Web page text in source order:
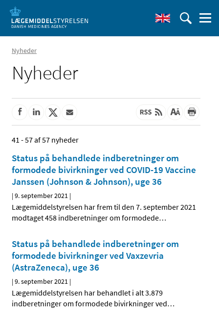
Nyheder
Nyheder
41 - 57 af 57 nyheder
Status på behandlede indberetninger om
formodede bivirkninger ved COVID-19 Vaccine
Janssen (Johnson & Johnson), uge 36
|9. september 2021 |
Lægemiddelstyrelsen har frem til den 7. september 2021
modtaget 458 indberetninger om formodede…
Status på behandlede indberetninger om
formodede bivirkninger ved Vaxzevria
(AstraZeneca), uge 36
|9. september 2021 |
Lægemiddelstyrelsen har behandlet i alt 3.879
indberetninger om formodede bivirkninger ved…